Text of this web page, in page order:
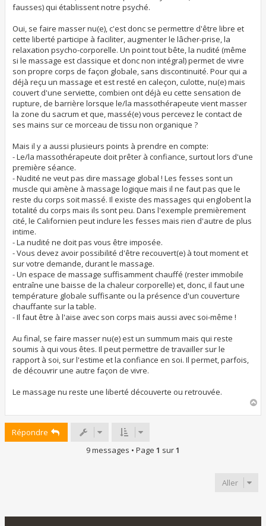
fausses) qui établissent notre psyché.
Oui, se faire masser nu(e), c'est donc se permettre d'être libre et
cette liberté participe à faciliter, augmenter le lâcher-prise, la
relaxation psycho-corporelle. Un point tout bête, la nudité (même
si le massage est classique et donc non intégral) permet de vivre
son propre corps de façon globale, sans discontinuité. Pour qui a
déjà reçu un massage et est resté en caleçon, culotte, nu(e) mais
couvert d'une serviette, combien ont déjà eu cette sensation de
rupture, de barrière lorsque le/la massothérapeute vient masser
la zone du sacrum et que, massé(e) vous percevez le contact de
ses mains sur ce morceau de tissu non organique ?
Mais il y a aussi plusieurs points à prendre en compte:
- Le/la massothérapeute doit prêter à confiance, surtout lors d'une
première séance.
- Nudité ne veut pas dire massage global ! Les fesses sont un
muscle qui amène à massage logique mais il ne faut pas que le
reste du corps soit massé. Il existe des massages qui englobent la
totalité du corps mais ils sont peu. Dans l'exemple premièrement
cité, le Californien peut inclure les fesses mais rien d'autre de plus
intime.
- La nudité ne doit pas vous être imposée.
- Vous devez avoir possibilité d'être recouvert(e) à tout moment et
sur votre demande, durant le massage.
- Un espace de massage suffisamment chauffé (rester immobile
entraîne une baisse de la chaleur corporelle) et, donc, il faut une
température globale suffisante ou la présence d'un couverture
chauffante sur la table.
- Il faut être à l'aise avec son corps mais aussi avec soi-même !
Au final, se faire masser nu(e) est un summum mais qui reste
soumis à qui vous êtes. Il peut permettre de travailler sur le
rapport à soi, sur l'estime et la confiance en soi. Il permet, parfois,
de découvrir une autre façon de vivre.
Le massage nu reste une liberté découverte ou retrouvée.
Répondre
9 messages • Page 1 sur1
Aller